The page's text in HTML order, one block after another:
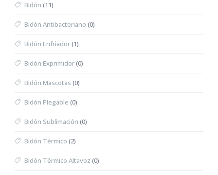
Bidón (11)
Bidón Antibacteriano (0)
Bidón Enfriador(1)
Bidón Exprimidor(0)
Bidón Mascotas (0)
Bidón Plegable (0)
Bidón Sublimación (0)
Bidón Térmico (2)
Bidón Térmico Altavoz (0)